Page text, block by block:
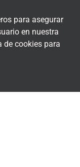
para asegurar
en nuestra
de cookies para